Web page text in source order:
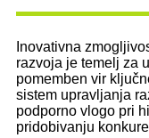
Inovativna
razvoja je temelj za
pomemben vir
sistem upravljanja
podporno vlogo pri
pridobivanju